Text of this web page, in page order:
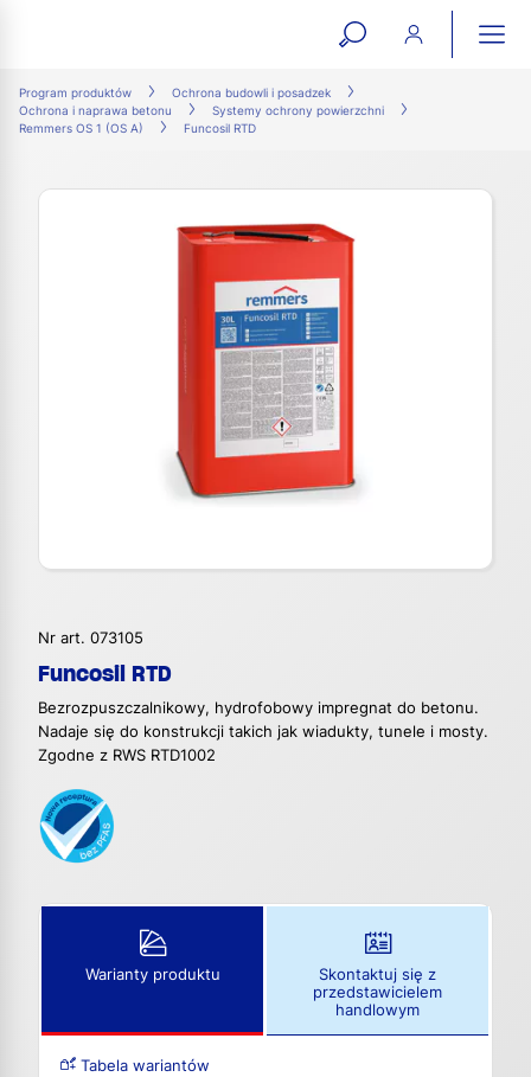
open
search
Program produktów
Ochrona budowli i posadzek
Ochrona i naprawa betonu
Systemy ochrony powierzchni
Remmers OS 1 (OS A)
Funcosil RTD
Nr art. 073105
Funcosil RTD
Bezrozpuszczalnikowy, hydrofobowy impregnat do betonu.
Nadaje się do konstrukcji takich jak wiadukty, tunele i mosty.
Zgodne z RWS RTD1002
Warianty produktu
Skontaktuj się z
przedstawicielem
handlowym
Tabela wariantów